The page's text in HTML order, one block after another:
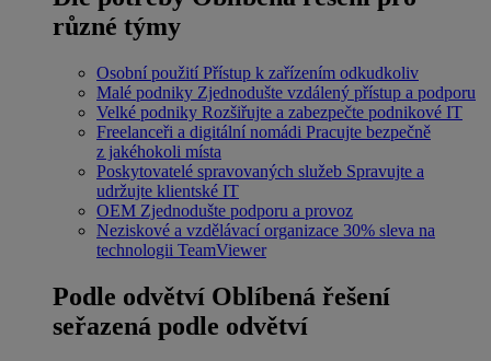
různé týmy
Osobní použití Přístup k zařízením odkudkoliv
Malé podniky Zjednodušte vzdálený přístup a podporu
Velké podniky Rozšiřujte a zabezpečte podnikové IT
Freelanceři a digitální nomádi Pracujte bezpečně
z jakéhokoli místa
Poskytovatelé spravovaných služeb Spravujte a
udržujte klientské IT
OEM Zjednodušte podporu a provoz
Neziskové a vzdělávací organizace 30% sleva na
technologii TeamViewer
Podle odvětví Oblíbená řešení
seřazená podle odvětví